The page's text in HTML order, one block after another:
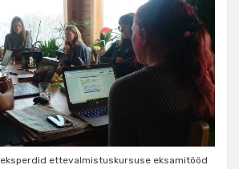
ettevalmistuskursuse eksamitööd